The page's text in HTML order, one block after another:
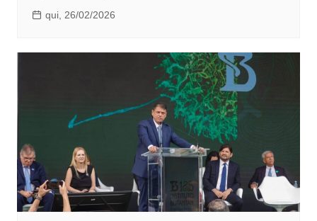
qui, 26/02/2026